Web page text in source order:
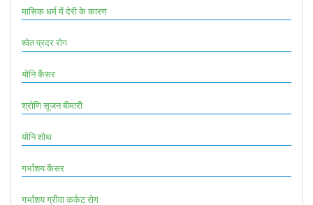
मासिक धर्म में देरी के कारण
श्वेत प्रदर रोग
योनि कैंसर
श्रोणि सूजन बीमारी
योनि शोथ
गर्भाशय कैंसर
गर्भाशय ग्रीवा कर्कट रोग